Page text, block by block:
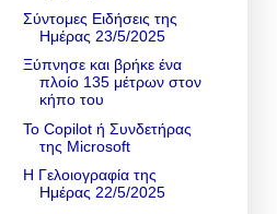
Σύντομες Ειδήσεις της
Ημέρας 23/5/2025
Ξύπνησε και βρήκε ένα
πλοίο 135 μέτρων στον
κήπο του
Το Copilot ή Συνδετήρας
της Microsoft
Η Γελοιογραφία της
Ημέρας 22/5/2025